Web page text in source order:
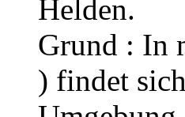
Helden.
Grund : In
) findet